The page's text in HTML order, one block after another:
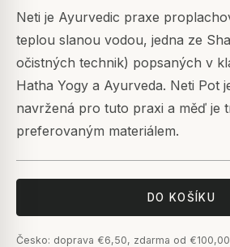
Neti je Ayurvedic praxe
teplou slanou vodou, jedna ze
očistných technik) popsaných v
Hatha Yogy a Ayurveda. Neti Pot
navržená pro tuto praxi a měď je
preferovaným materiálem.
DO KOŠÍKU
Česko: doprava €6,50, zdarma od €100,00